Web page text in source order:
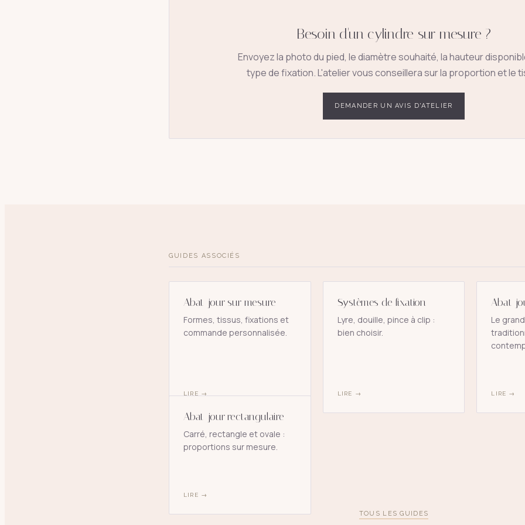
Besoin d'un cylindre sur mesure ?
Envoyez la photo du pied, le diamètre souhaité, la hauteur
type de fixation. L'atelier vous conseillera sur la proportion et le
DEMANDER UN AVIS D'ATELIER
GUIDES ASSOCIÉS
Abat-jour sur mesure
Formes, tissus, fixations et
commande personnalisée.
LIRE →
Systèmes de fixation
Lyre, douille, pince à clip :
bien choisir.
LIRE →
Abat-
Le
LIRE →
Abat-jour rectangulaire
Carré, rectangle et ovale :
proportions sur mesure.
LIRE →
TOUS LES GUIDES